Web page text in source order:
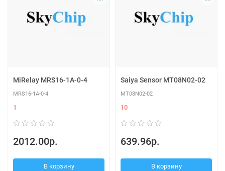
MiRelay MRS16-1A-0-4
MRS16-1A-0-4
1
2012.00р.
В корзину
Saiya Sensor MT08N02-02
MT08N02-02
10
639.96р.
В корзину